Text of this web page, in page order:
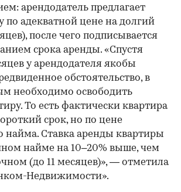
арендодатель предлагает
по адекватной цене на долгий
после чего подписывается
срока аренды. «Спустя
у арендодателя якобы
обстоятельство, в
необходимо освободить
То есть фактически квартира
срок, но по цене
найма. Ставка аренды квартиры
найме на 10–20% выше, чем
(до 11 месяцев)», — отметила
Недвижимости».